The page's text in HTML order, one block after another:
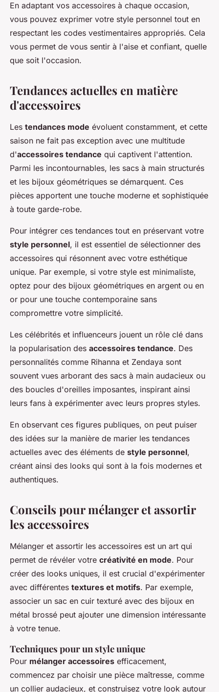
En adaptant vos accessoires à chaque occasion,
vous pouvez exprimer votre style personnel tout en
respectant les codes vestimentaires appropriés. Cela
vous permet de vous sentir à l'aise et confiant, quelle
que soit l'occasion.
Tendances actuelles en matière
d'accessoires
Les tendances mode évoluent constamment, et cette
saison ne fait pas exception avec une multitude
d'accessoires tendance qui captivent l'attention.
Parmi les incontournables, les sacs à main structurés
et les bijoux géométriques se démarquent. Ces
pièces apportent une touche moderne et sophistiquée
à toute garde-robe.
Pour intégrer ces tendances tout en préservant votre
style personnel, il est essentiel de sélectionner des
accessoires qui résonnent avec votre esthétique
unique. Par exemple, si votre style est minimaliste,
optez pour des bijoux géométriques en argent ou en
or pour une touche contemporaine sans
compromettre votre simplicité.
Les célébrités et influenceurs jouent un rôle clé dans
la popularisation des accessoires tendance. Des
personnalités comme Rihanna et Zendaya sont
souvent vues arborant des sacs à main audacieux ou
des boucles d'oreilles imposantes, inspirant ainsi
leurs fans à expérimenter avec leurs propres styles.
En observant ces figures publiques, on peut puiser
des idées sur la manière de marier les tendances
actuelles avec des éléments de style personnel,
créant ainsi des looks qui sont à la fois modernes et
authentiques.
Conseils pour mélanger et assortir
les accessoires
Mélanger et assortir les accessoires est un art qui
permet de révéler votre créativité en mode. Pour
créer des looks uniques, il est crucial d'expérimenter
avec différentes textures et motifs. Par exemple,
associer un sac en cuir texturé avec des bijoux en
métal brossé peut ajouter une dimension intéressante
à votre tenue.
Techniques pour un style unique
Pour mélanger accessoires efficacement,
commencez par choisir une pièce maîtresse, comme
un collier audacieux, et construisez votre look autour